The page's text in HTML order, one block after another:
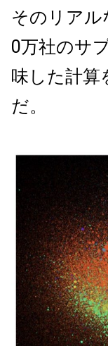
そのリア
0万社のサ
味した計算
だ。